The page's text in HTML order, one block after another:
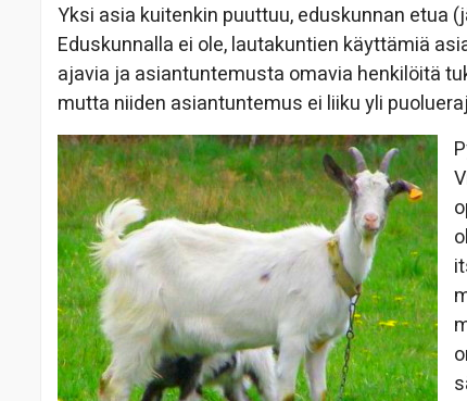
Yksi asia kuitenkin puuttuu, eduskunnan etua
Eduskunnalla ei ole, lautakuntien käyttämiä
ajavia ja asiantuntemusta omavia henkilöitä
mutta niiden asiantuntemus ei liiku yli